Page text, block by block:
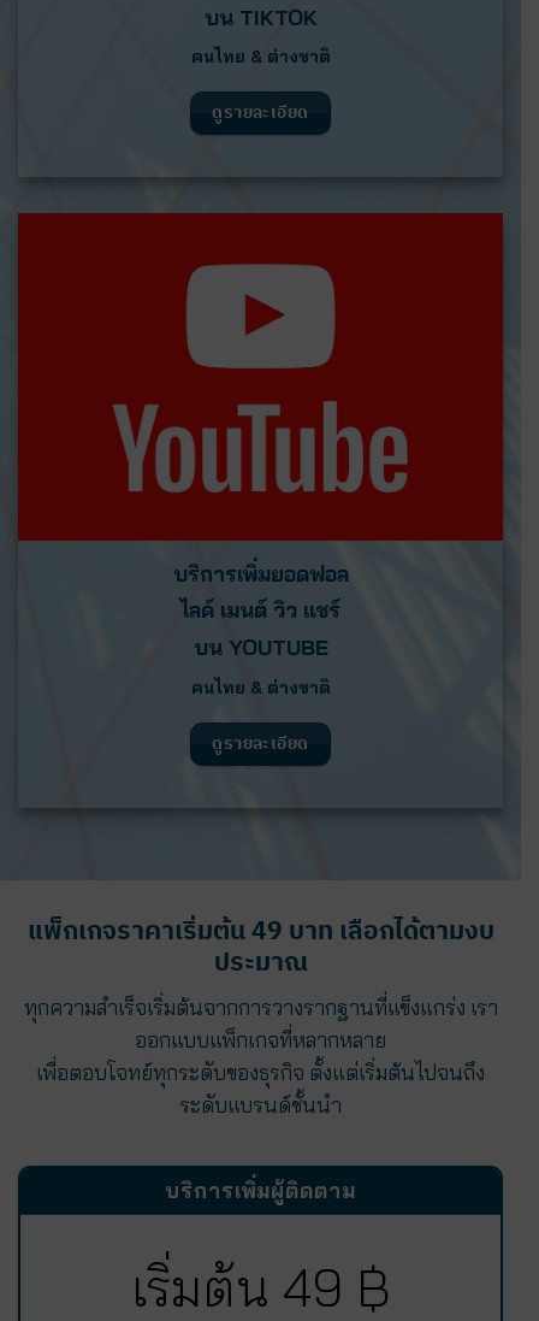
บน TIKTOK
คนไทย & ต่างชาติ
ดูรายละเอียด
บริการเพิ่มยอดฟอล
ไลค์ เมนต์ วิว แชร์
บน YOUTUBE
คนไทย & ต่างชาติ
ดูรายละเอียด
แพ็กเกจราคาเริ่มต้น 49 บาท เลือกได้ตามงบ
ประมาณ
ทุกความสำเร็จเริ่มต้นจากการวางรากฐานที่แข็งแกร่ง เรา
ออกแบบแพ็กเกจที่หลากหลาย
เพื่อตอบโจทย์ทุกระดับของธุรกิจ ตั้งแต่เริ่มต้นไปจนถึง
ระดับแบรนด์ชั้นนำ
บริการเพิ่มผู้ติดตาม
เริ่มต้น 49 ฿